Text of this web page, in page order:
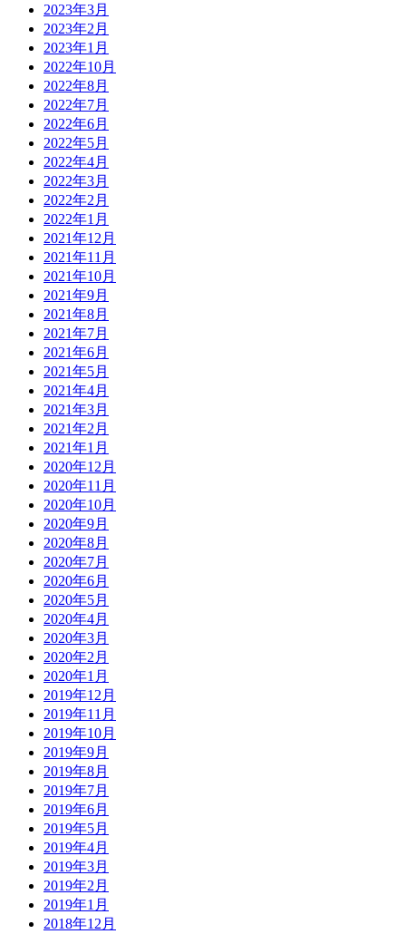
2023年3月
2023年2月
2023年1月
2022年10月
2022年8月
2022年7月
2022年6月
2022年5月
2022年4月
2022年3月
2022年2月
2022年1月
2021年12月
2021年11月
2021年10月
2021年9月
2021年8月
2021年7月
2021年6月
2021年5月
2021年4月
2021年3月
2021年2月
2021年1月
2020年12月
2020年11月
2020年10月
2020年9月
2020年8月
2020年7月
2020年6月
2020年5月
2020年4月
2020年3月
2020年2月
2020年1月
2019年12月
2019年11月
2019年10月
2019年9月
2019年8月
2019年7月
2019年6月
2019年5月
2019年4月
2019年3月
2019年2月
2019年1月
2018年12月